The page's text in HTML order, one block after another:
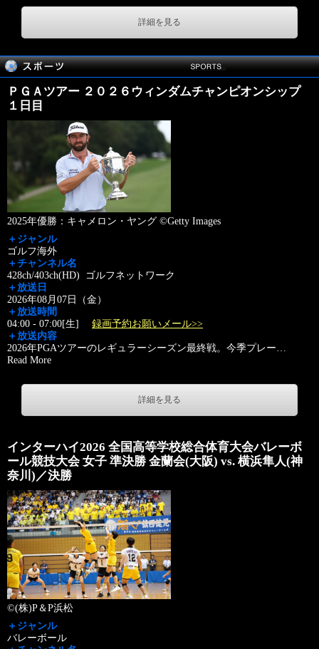
詳細を見る
ＰＧＡツアー ２０２６ウィンダムチャンピオンシップ
１日目
2025年優勝：キャメロン・ヤング ©Getty Images
＋ジャンル
ゴルフ海外
＋チャンネル名
428ch/403ch(HD) ゴルフネットワーク
＋放送日
2026年08月07日（金）
＋放送時間
04:00 - 07:00[生] 録画予約お願いメール>>
＋放送内容
2026年PGAツアーのレギュラーシーズン最終戦。今季プレー…
Read More
詳細を見る
インターハイ2026 全国高等学校総合体育大会バレーボ
ール競技大会 女子 準決勝 金蘭会(大阪) vs. 横浜隼人(神
奈川)／決勝
©(株)P＆P浜松
＋ジャンル
バレーボール